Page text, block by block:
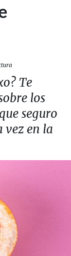
Te
los
seguro
vez en la